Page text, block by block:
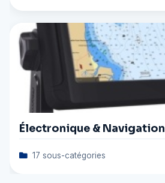
Électronique & Navigation
17 sous-catégories